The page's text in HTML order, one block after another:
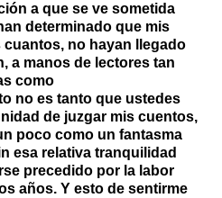
a que se ve sometida
determinado que mis
cuantos, no hayan llegado
a manos de lectores tan
como
no es tanto que ustedes
de juzgar mis cuentos,
poco como un fantasma
esa relativa tranquilidad
precedido por la labor
años. Y esto de sentirme